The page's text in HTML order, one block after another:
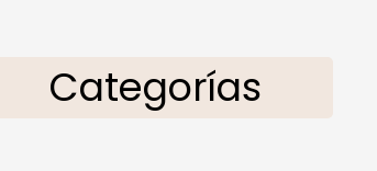
Categorías